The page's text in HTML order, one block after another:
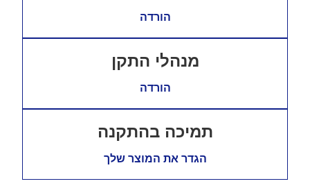
הורדה
מנהלי התקן
הורדה
תמיכה בהתקנה
הגדר את המוצר שלך